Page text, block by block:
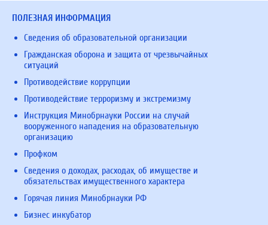
ПОЛЕЗНАЯ ИНФОРМАЦИЯ
Сведения об образовательной организации
Гражданская оборона и защита от чрезвычайных
ситуаций
Противодействие коррупции
Противодействие терроризму и экстремизму
Инструкция Минобрнауки России на случай
вооруженного нападения на образовательную
организацию
Профком
Сведения о доходах, расходах, об имуществе и
обязательствах имущественного характера
Горячая линия Минобрнауки РФ
Бизнес инкубатор